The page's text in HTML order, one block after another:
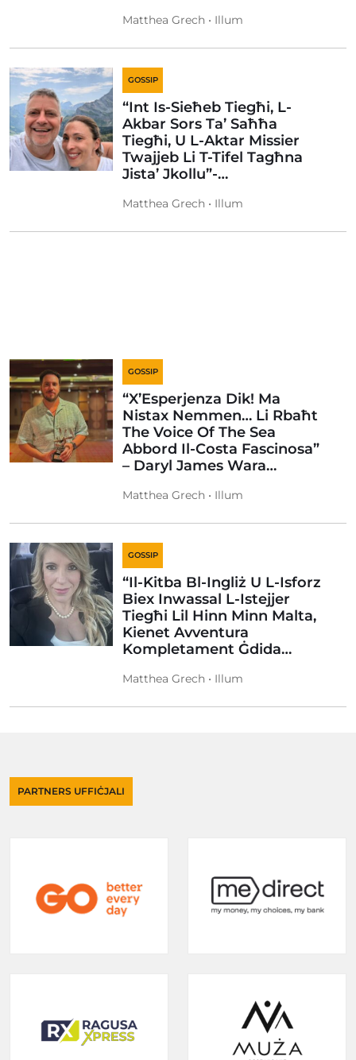
Matthea Grech • Illum
GOSSIP
“Int Is-Sieħeb Tiegħi, L-
Akbar Sors Ta’ Saħħa
Tiegħi, U L-Aktar Missier
Twajjeb Li T-Tifel Tagħna
Jista’ Jkollu”-…
Matthea Grech • Illum
GOSSIP
“X’Esperjenza Dik! Ma
Nistax Nemmen… Li Rbaħt
The Voice Of The Sea
Abbord Il-Costa Fascinosa”
– Daryl James Wara…
Matthea Grech • Illum
GOSSIP
“Il-Kitba Bl-Ingliż U L-Isforz
Biex Inwassal L-Istejjer
Tiegħi Lil Hinn Minn Malta,
Kienet Avventura
Kompletament Ġdida…
Matthea Grech • Illum
PARTNERS UFFIĊJALI